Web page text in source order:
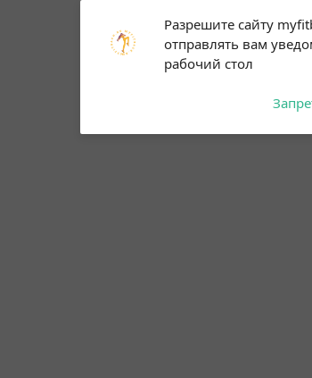
Разрешите сайту
отправлять вам
рабочий стол
notifications!
To enable permission prompts, click
on the notification icon